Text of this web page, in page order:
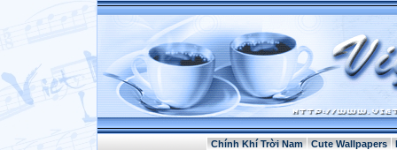
Chính Khí Trời Nam Cute Wallpapers